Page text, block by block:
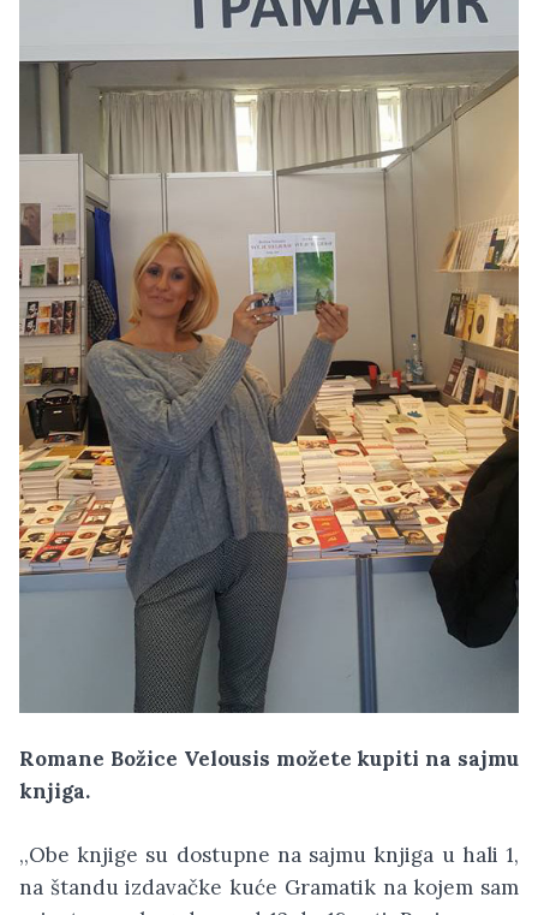
Romane Božice Velousis možete kupiti na sajmu
knjiga.
,,Obe knjige su dostupne na sajmu knjiga u hali 1,
na štandu izdavačke kuće Gramatik na kojem sam